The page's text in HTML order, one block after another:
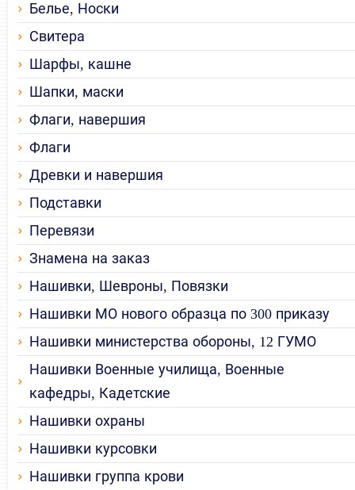
Белье, Носки
Свитера
Шарфы, кашне
Шапки, маски
Флаги, навершия
Флаги
Древки и навершия
Подставки
Перевязи
Знамена на заказ
Нашивки, Шевроны, Повязки
Нашивки МО нового образца по 300 приказу
Нашивки министерства обороны, 12 ГУМО
Нашивки Военные училища, Военные
кафедры, Кадетские
Нашивки охраны
Нашивки курсовки
Нашивки группа крови